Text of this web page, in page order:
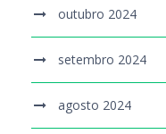
outubro 2024
setembro 2024
agosto 2024